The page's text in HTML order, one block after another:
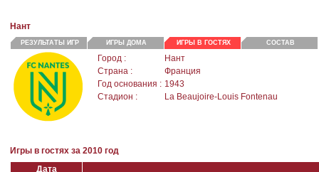
Нант
РЕЗУЛЬТАТЫ ИГР ИГРЫ ДОМА ИГРЫ В ГОСТЯХ СОСТАВ
Город :
Нант
Страна :
Франция
Год основания : 1943
Стадион :
La Beaujoire-Louis Fontenau
Игры в гостях за 2010 год
Дата